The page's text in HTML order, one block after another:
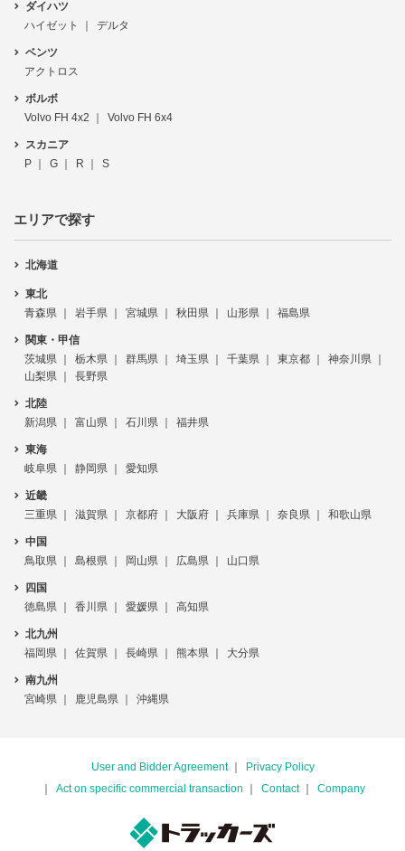
ダイハツ
ハイゼット
デルタ
ベンツ
アクトロス
ボルボ
Volvo FH 4x2
Volvo FH 6x4
スカニア
P
G R S
エリアで探す
北海道
東北
青森県
岩手県 宮城県 秋田県 山形県 福島県
関東・甲信
茨城県
栃木県 群馬県 埼玉県 千葉県 東京都
神奈川県
山梨県
長野県
北陸
新潟県
富山県 石川県 福井県
東海
岐阜県
静岡県 愛知県
近畿
三重県
滋賀県 京都府 大阪府 兵庫県 奈良県 和歌山県
中国
鳥取県
島根県 岡山県 広島県 山口県
四国
徳島県
香川県 愛媛県 高知県
北九州
福岡県
佐賀県 長崎県 熊本県 大分県
南九州
宮崎県
鹿児島県 沖縄県
User and Bidder Agreement
Privacy Policy
Act on specific commercial transaction
Contact Company